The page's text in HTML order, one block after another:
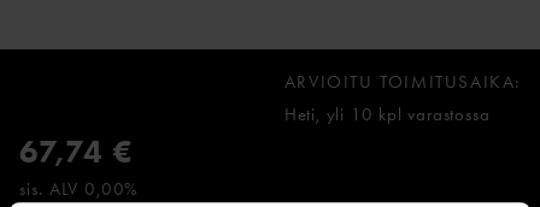
ARVIOITU TOIMITUSAIKA:
Heti, yli 10 kpl varastossa
67,74 €
sis. ALV 0,00%